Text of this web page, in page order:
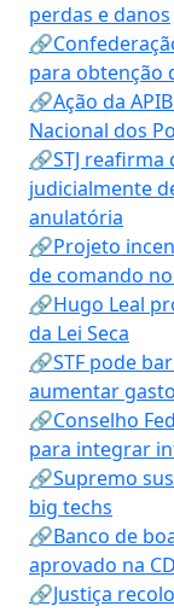
perdas e danos
para obtenção
🔗Ação da
Nacional dos
🔗STJ
judicialmente
anulatória
🔗Projeto
de comando
🔗Hugo Leal
da Lei Seca
🔗STF pode
aumentar
🔗Conselho
para integrar
🔗Supremo
big techs
🔗Banco de
aprovado na
🔗Justiça